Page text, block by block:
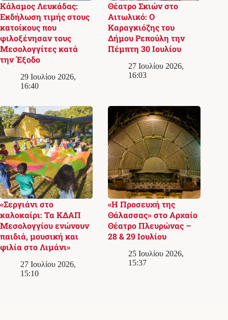
Κάλαμος Λευκάδας:
Εκδήλωση τιμής στους
κατοίκους που
φιλοξένησαν τους
Μεσολογγίτες κατά
την Έξοδο
29 Ιουλίου 2026,
16:40
Θέατρο Σκιών στο
Αιτωλικό: Ο
Καραγκιόζης του
Δήμου Ρεπούλη την
Πέμπτη 30 Ιουλίου
27 Ιουλίου 2026,
16:03
«Σεργιάνι στο
καλοκαίρι: Τα ΚΔΑΠ
Μεσολογγίου ενώνουν
παιδιά, μουσική και
φιλία στο Λιμάνι»
27 Ιουλίου 2026,
15:10
«Η Προσευχή της
Θάλασσας» στο Αρχαίο
Θέατρο Πλευρώνας –
28 & 29 Ιουλίου
25 Ιουλίου 2026,
15:37